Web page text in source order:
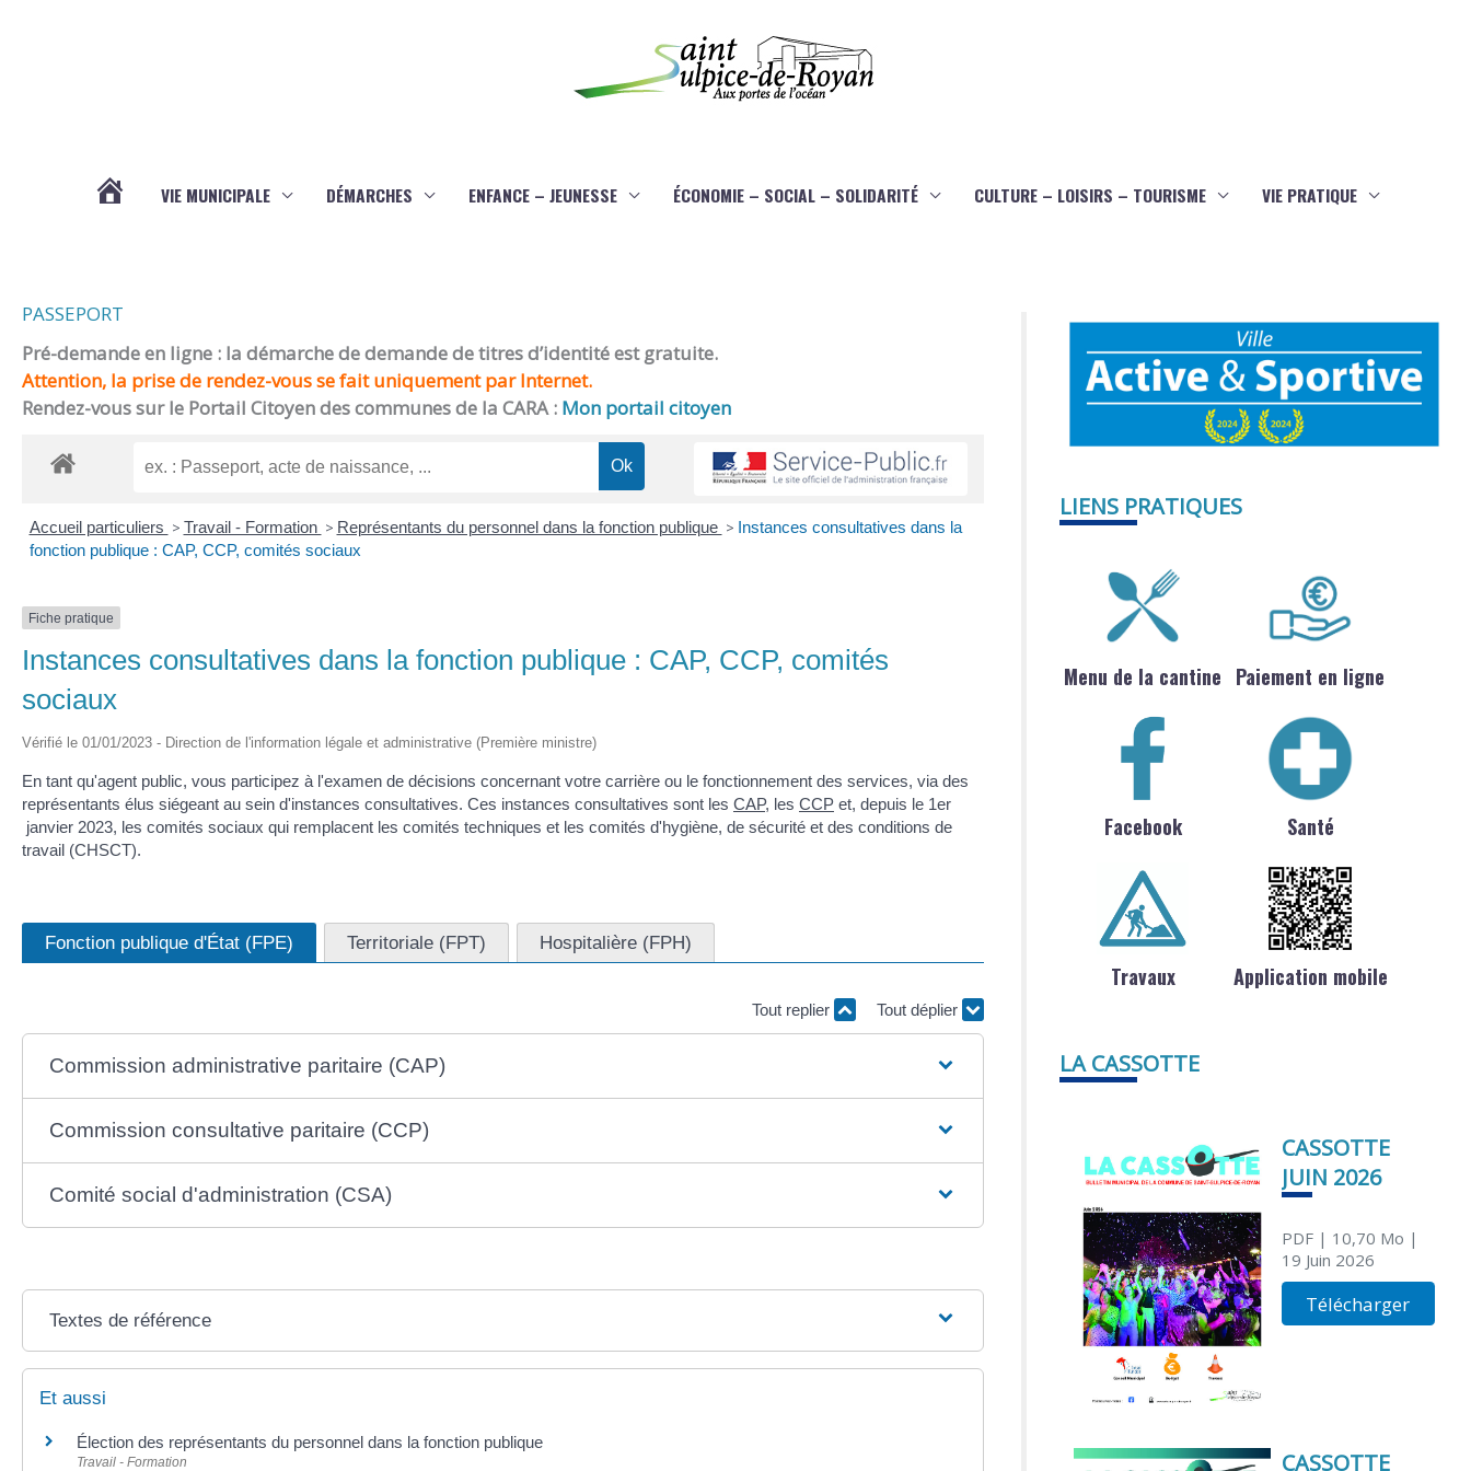
VIE MUNICIPALE DÉMARCHES ENFANCE – JEUNESSE ÉCONOMIE – SOCIAL – SOLIDARITÉ CULTURE – LOISIRS – TOURISME VIE PRATIQUE
PASSEPORT
Pré-demande en ligne : la démarche de demande de titres d’identité est gratuite.
Attention, la prise de rendez-vous se fait uniquement par Internet.
Rendez-vous sur le Portail Citoyen des communes de la CARA : Mon portail citoyen
Accueil particuliers > Travail - Formation > Représentants du personnel dans la fonction publique > Instances consultatives dans la
fonction publique : CAP, CCP, comités sociaux
Fiche pratique
Instances consultatives dans la fonction publique : CAP, CCP, comités
sociaux
Vérifié le 01/01/2023 - Direction de l'information légale et administrative (Première ministre)
En tant qu'agent public, vous participez à l'examen de décisions concernant votre carrière ou le fonctionnement des services, via des
représentants élus siégeant au sein d'instances consultatives. Ces instances consultatives sont les CAP, les CCP et, depuis le 1er
janvier 2023, les comités sociaux qui remplacent les comités techniques et les comités d'hygiène, de sécurité et des conditions de
travail (CHSCT).
Fonction publique d'État (FPE) Territoriale (FPT) Hospitalière (FPH)
Tout replier Tout déplier
Commission administrative paritaire (CAP)
Commission consultative paritaire (CCP)
Comité social d'administration (CSA)
Textes de référence
Et aussi
Élection des représentants du personnel dans la fonction publique
Travail - Formation
LIENS PRATIQUES
Menu de la cantine Paiement en ligne
Facebook Santé
Travaux Application mobile
LA CASSOTTE
CASSOTTE
JUIN 2026
PDF| 10,70 Mo |
19 Juin 2026
Télécharger
CASSOTTE